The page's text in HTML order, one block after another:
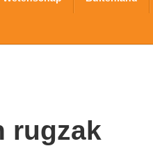
rugzak